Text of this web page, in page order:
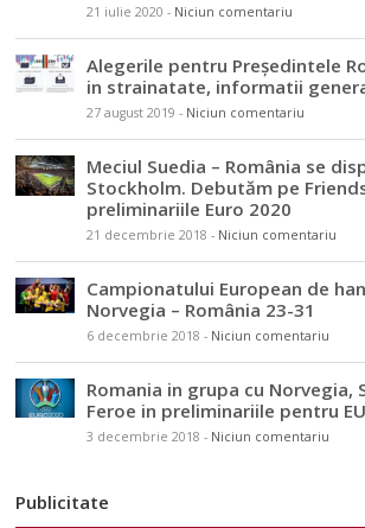
21 iulie 2020 - Niciun comentariu
Alegerile pentru Președintele
in strainatate, informatii
27 august 2019 - Niciun comentariu
Meciul Suedia – România se
Stockholm. Debutăm pe
preliminariile Euro 2020
21 decembrie 2018 - Niciun comentariu
Campionatului European de
Norvegia – România 23-31
6 decembrie 2018 - Niciun comentariu
Romania in grupa cu Norvegia,
Feroe in preliminariile pentru
3 decembrie 2018 - Niciun comentariu
Publicitate